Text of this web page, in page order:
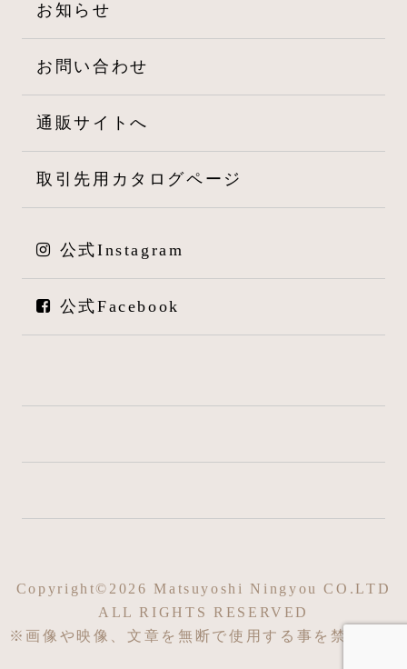
お知らせ
お問い合わせ
通販サイトへ
取引先用カタログページ
公式Instagram
公式Facebook
Copyright©2026 Matsuyoshi Ningyou CO.LTD
ALL RIGHTS RESERVED
※画像や映像、文章を無断で使用する事を禁じます